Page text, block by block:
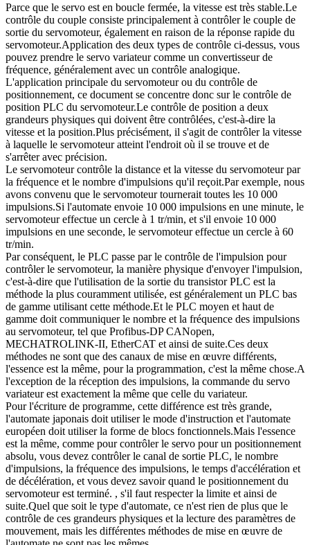
Parce que le servo est en boucle fermée, la vitesse est très stable.Le
contrôle du couple consiste principalement à contrôler le couple de
sortie du servomoteur, également en raison de la réponse rapide du
servomoteur.Application des deux types de contrôle ci-dessus, vous
pouvez prendre le servo variateur comme un convertisseur de
fréquence, généralement avec un contrôle analogique.
L'application principale du servomoteur ou du contrôle de
positionnement, ce document se concentre donc sur le contrôle de
position PLC du servomoteur.Le contrôle de position a deux
grandeurs physiques qui doivent être contrôlées, c'est-à-dire la
vitesse et la position.Plus précisément, il s'agit de contrôler la vitesse
à laquelle le servomoteur atteint l'endroit où il se trouve et de
s'arrêter avec précision.
Le servomoteur contrôle la distance et la vitesse du servomoteur par
la fréquence et le nombre d'impulsions qu'il reçoit.Par exemple, nous
avons convenu que le servomoteur tournerait toutes les 10 000
impulsions.Si l'automate envoie 10 000 impulsions en une minute, le
servomoteur effectue un cercle à 1 tr/min, et s'il envoie 10 000
impulsions en une seconde, le servomoteur effectue un cercle à 60
tr/min.
Par conséquent, le PLC passe par le contrôle de l'impulsion pour
contrôler le servomoteur, la manière physique d'envoyer l'impulsion,
c'est-à-dire que l'utilisation de la sortie du transistor PLC est la
méthode la plus couramment utilisée, est généralement un PLC bas
de gamme utilisant cette méthode.Et le PLC moyen et haut de
gamme doit communiquer le nombre et la fréquence des impulsions
au servomoteur, tel que Profibus-DP CANopen,
MECHATROLINK-II, EtherCAT et ainsi de suite.Ces deux
méthodes ne sont que des canaux de mise en œuvre différents,
l'essence est la même, pour la programmation, c'est la même chose.A
l'exception de la réception des impulsions, la commande du servo
variateur est exactement la même que celle du variateur.
Pour l'écriture de programme, cette différence est très grande,
l'automate japonais doit utiliser le mode d'instruction et l'automate
européen doit utiliser la forme de blocs fonctionnels.Mais l'essence
est la même, comme pour contrôler le servo pour un positionnement
absolu, vous devez contrôler le canal de sortie PLC, le nombre
d'impulsions, la fréquence des impulsions, le temps d'accélération et
de décélération, et vous devez savoir quand le positionnement du
servomoteur est terminé. , s'il faut respecter la limite et ainsi de
suite.Quel que soit le type d'automate, ce n'est rien de plus que le
contrôle de ces grandeurs physiques et la lecture des paramètres de
mouvement, mais les différentes méthodes de mise en œuvre de